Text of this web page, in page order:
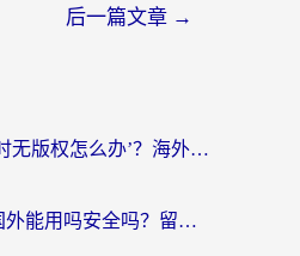
后一篇文章 →
‘蜻蜓所在地区暂时无版权怎么办’？海外党看国内内容、办国内事的实用指南
搜狐视频会员在国外能用吗安全吗？留学生亲测有效的回国观影解决方案